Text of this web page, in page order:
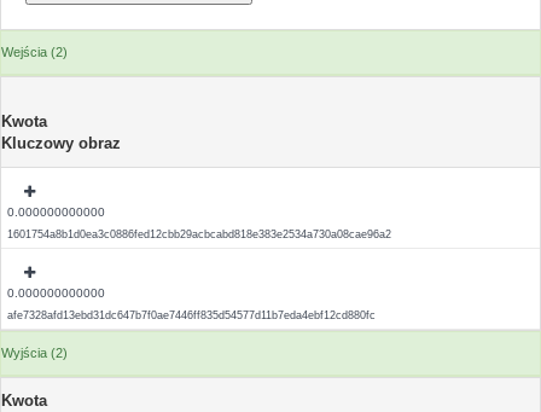
Wejścia (2)
Kwota
Kluczowy obraz
0.000000000000
1601754a8b1d0ea3c0886fed12cbb29acbcabd818e383e2534a730a08cae96a2
0.000000000000
afe7328afd13ebd31dc647b7f0ae7446ff835d54577d11b7eda4ebf12cd880fc
Wyjścia (2)
Kwota